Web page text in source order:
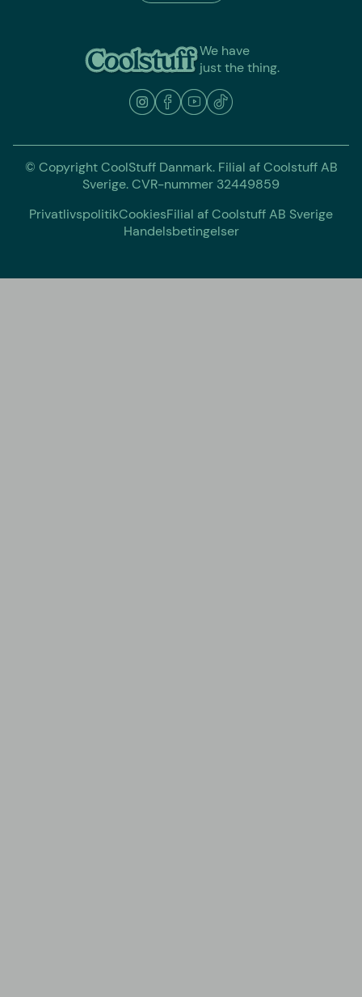
We have
just the thing.
© Copyright CoolStuff Danmark. Filial af Coolstuff AB
Sverige. CVR-nummer 32449859
PrivatlivspolitikCookiesFilial af Coolstuff AB Sverige
Handelsbetingelser